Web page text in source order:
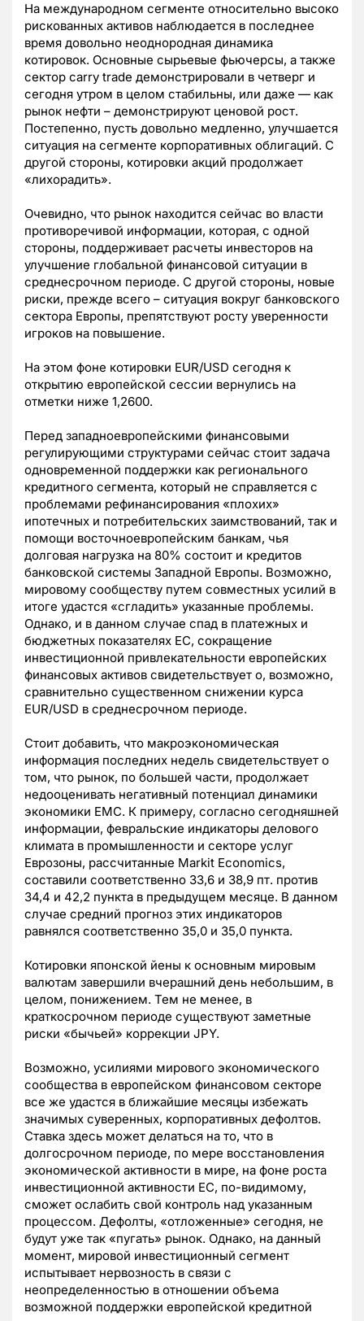
На международном сегменте относительно высоко
рискованных активов наблюдается в последнее
время довольно неоднородная динамика
котировок. Основные сырьевые фьючерсы, а также
сектор carry trade демонстрировали в четверг и
сегодня утром в целом стабильны, или даже — как
рынок нефти – демонстрируют ценовой рост.
Постепенно, пусть довольно медленно, улучшается
ситуация на сегменте корпоративных облигаций. С
другой стороны, котировки акций продолжает
«лихорадить».
Очевидно, что рынок находится сейчас во власти
противоречивой информации, которая, с одной
стороны, поддерживает расчеты инвесторов на
улучшение глобальной финансовой ситуации в
среднесрочном периоде. С другой стороны, новые
риски, прежде всего – ситуация вокруг банковского
сектора Европы, препятствуют росту уверенности
игроков на повышение.
На этом фоне котировки EUR/USD сегодня к
открытию европейской сессии вернулись на
отметки ниже 1,2600.
Перед западноевропейскими финансовыми
регулирующими структурами сейчас стоит задача
одновременной поддержки как регионального
кредитного сегмента, который не справляется с
проблемами рефинансирования «плохих»
ипотечных и потребительских заимствований, так и
помощи восточноевропейским банкам, чья
долговая нагрузка на 80% состоит и кредитов
банковской системы Западной Европы. Возможно,
мировому сообществу путем совместных усилий в
итоге удастся «сгладить» указанные проблемы.
Однако, и в данном случае спад в платежных и
бюджетных показателях ЕС, сокращение
инвестиционной привлекательности европейских
финансовых активов свидетельствует о, возможно,
сравнительно существенном снижении курса
EUR/USD в среднесрочном периоде.
Стоит добавить, что макроэкономическая
информация последних недель свидетельствует о
том, что рынок, по большей части, продолжает
недооценивать негативный потенциал динамики
экономики ЕМС. К примеру, согласно сегодняшней
информации, февральские индикаторы делового
климата в промышленности и секторе услуг
Еврозоны, рассчитанные Markit Economics,
составили соответственно 33,6 и 38,9 пт. против
34,4 и 42,2 пункта в предыдущем месяце. В данном
случае средний прогноз этих индикаторов
равнялся соответственно 35,0 и 35,0 пункта.
Котировки японской йены к основным мировым
валютам завершили вчерашний день небольшим, в
целом, понижением. Тем не менее, в
краткосрочном периоде существуют заметные
риски «бычьей» коррекции JPY.
Возможно, усилиями мирового экономического
сообщества в европейском финансовом секторе
все же удастся в ближайшие месяцы избежать
значимых суверенных, корпоративных дефолтов.
Ставка здесь может делаться на то, что в
долгосрочном периоде, по мере восстановления
экономической активности в мире, на фоне роста
инвестиционной активности ЕС, по-видимому,
сможет ослабить свой контроль над указанным
процессом. Дефолты, «отложенные» сегодня, не
будут уже так «пугать» рынок. Однако, на данный
момент, мировой инвестиционный сегмент
испытывает нервозность в связи с
неопределенностью в отношении объема
возможной поддержки европейской кредитной